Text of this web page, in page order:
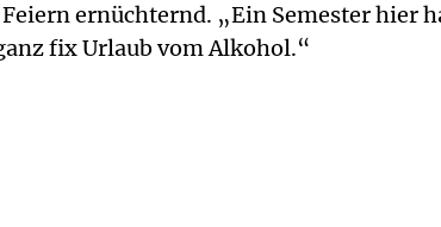
ernüchternd. „Ein Semester hier
fix Urlaub vom Alkohol.“